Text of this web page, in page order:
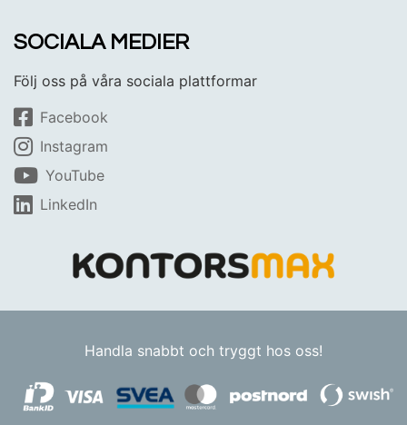
SOCIALA MEDIER
Följ oss på våra sociala plattformar
Facebook
Instagram
YouTube
LinkedIn
Handla snabbt och tryggt hos oss!